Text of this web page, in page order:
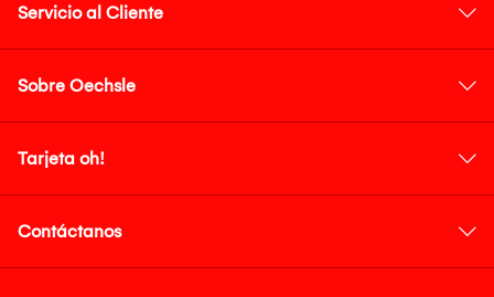
Servicio al Cliente
Sobre Oechsle
Tarjeta oh!
Contáctanos